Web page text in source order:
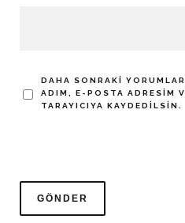
DAHA SONRAKI
ADIM, E-POSTA ADRESIM
TARAYICIYA KAYDEDILSIN.